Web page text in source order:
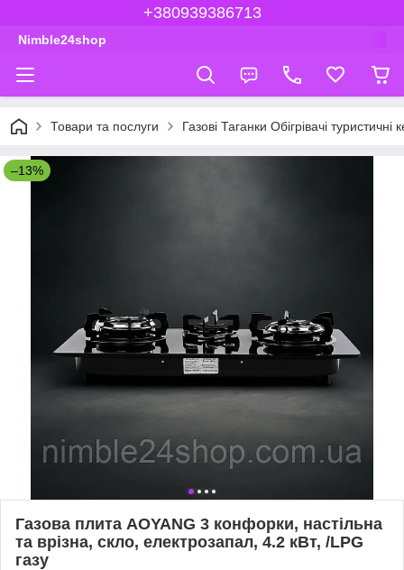
+380939386713
Nimble24shop
Товари та послуги Газові Таганки Обігрівачі
–13%
Газова плита AOYANG 3 конфорки, настільна
та врізна, скло, електрозапал, 4.2 кВт, /LPG
газу